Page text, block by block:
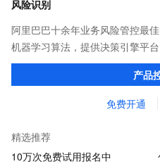
风险识别
阿里巴巴十余年业务风险管控最
机器学习算法，提供决策引擎平
多维风控服务，一站式解决企业
贷审核等关键业务中所遇到的欺诈
产品
免费开通
精选推荐
10万次免费试用报名中